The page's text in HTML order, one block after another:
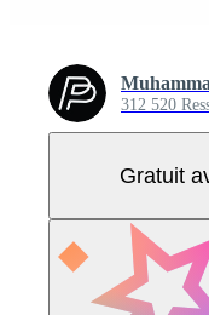
312 520
Gratuit